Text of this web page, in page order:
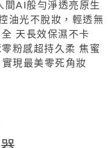
間AI般勻淨透亮原生
油光不脫妝，輕透無
天長效保濕不卡
粉感超持久柔 焦蜜
現最美零死角妝